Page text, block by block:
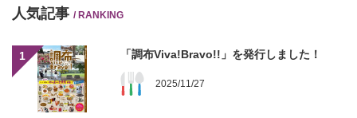
人気記事 / RANKING
1 「調布Viva!Bravo!!」を発行しました！
2025/11/27